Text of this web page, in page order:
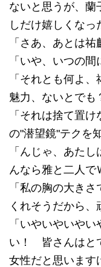
ないと思うが、蘭
しだけ嬉しくなっ
「さあ、あとは祐
「いや、いつの
「それとも何よ
魅力、ないとでも
「それは捨て置
の"潜望鏡"テクを
「んじゃ、あた
んなら雅と二人で
「私の胸の大き
くれそうだから、
「いやいやいや
い！ 皆さんはと
女性だと思います